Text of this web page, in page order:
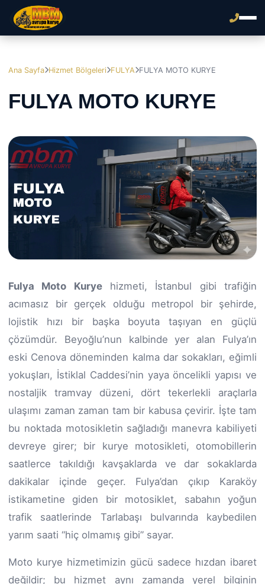
Ana Sayfa Hizmet Bölgeleri FULYA FULYA MOTO KURYE
FULYA MOTO KURYE
Fulya Moto Kuryehizmeti, İstanbul gibi trafiğin
acımasız bir gerçek olduğu metropol bir şehirde,
lojistik hızı bir başka boyuta taşıyan en güçlü
çözümdür. Beyoğlu’nun kalbinde yer alan Fulya’ın
eski Cenova döneminden kalma dar sokakları, eğimli
yokuşları, İstiklal Caddesi’nin yaya öncelikli yapısı ve
nostaljik tramvay düzeni, dört tekerlekli araçlarla
ulaşımı zaman zaman tam bir kabusa çevirir. İşte tam
bu noktada motosikletin sağladığı manevra kabiliyeti
devreye girer; bir kurye motosikleti, otomobillerin
saatlerce takıldığı kavşaklarda ve dar sokaklarda
dakikalar içinde geçer. Fulya’dan çıkıp Karaköy
istikametine giden bir motosiklet, sabahın yoğun
trafik saatlerinde Tarlabaşı bulvarında kaybedilen
yarım saati “hiç olmamış gibi” sayar.
Moto kurye hizmetimizin gücü sadece hızdan ibaret
değildir; bu hizmet aynı zamanda yerel bilginin